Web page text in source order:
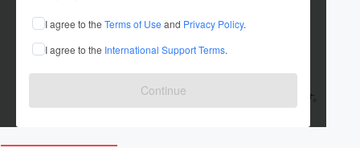
I agree to the Terms of Use and Privacy Policy.
I agree to the International Support Terms.
Continue
これまでに1件のプロジェクトを投稿しています
在住国：日本 現在地：大阪府
出身国：日本 出身地：兵庫県
飲食未経験で居酒屋＆こども食堂を立ち上げようとしている人です。